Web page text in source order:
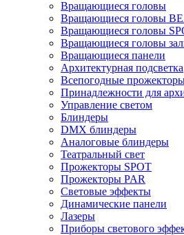
Вращающиеся головы
Вращающиеся головы
Вращающиеся головы
Вращающиеся головы
Вращающиеся панели
Архитектурная подсветка
Всепогодные
Принадлежности для
Управление светом
Блиндеры
DMX блиндеры
Аналоговые блиндеры
Театральный свет
Прожекторы SPOT
Прожекторы PAR
Световые эффекты
Динамические панели
Лазеры
Приборы светового